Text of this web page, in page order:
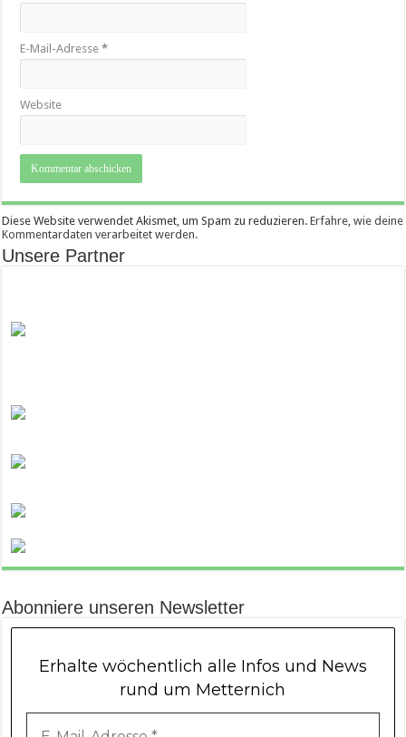
E-Mail-Adresse*
Website
Diese Website verwendet Akismet, um Spam zu reduzieren.Erfahre, wie deine
Kommentardaten verarbeitet werden.
Unsere Partner
Abonniere unseren Newsletter
Erhalte wöchentlich alle Infos und News
rund um Metternich